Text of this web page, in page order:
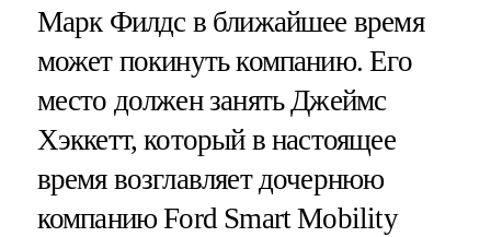
Марк Филдс в ближайшее время
может покинуть компанию. Его
место должен занять Джеймс
Хэккетт, который в настоящее
время возглавляет дочернюю
компанию Ford Smart Mobility